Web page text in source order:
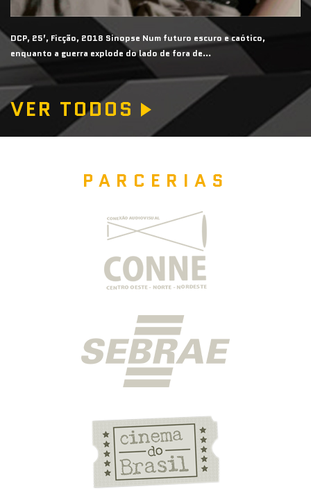
DCP, 25’, Ficção, 2018 Sinopse Num futuro escuro e caótico,
enquanto a guerra explode do lado de fora de...
VER TODOS
PARCERIAS